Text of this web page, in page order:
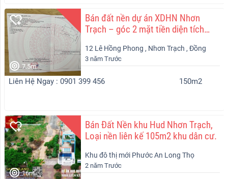
7.5m
Bán đất nền dự án XDHN Nhơn
Trạch – góc 2 mặt tiền diện tích
12 Lê Hồng Phong , Nhơn Trạch , Đồng
Nai
3 năm Trước
Liên Hệ Ngay : 0901 399 456 150m2
16m
Bán Đất Nền khu Hud Nhơn Trạch,
Loại nền liên kế 105m2 khu dân cư.
Khu đô thị mới Phước An Long Thọ
Nhơn Trạch
2 năm Trước